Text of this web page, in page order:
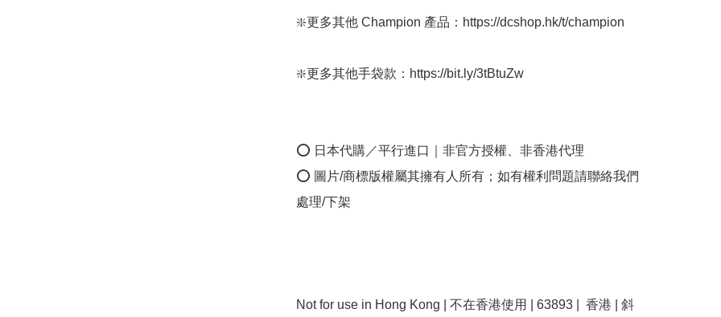
❇️更多其他 Champion 產品：https://dcshop.hk/t/champion
❇️更多其他手袋款：https://bit.ly/3tBtuZw
⭕ 日本代購／平行進口｜非官方授權、非香港代理
⭕ 圖片/商標版權屬其擁有人所有；如有權利問題請聯絡我們
處理/下架
Not for use in Hong Kong | 不在香港使用 | 63893 |  香港 | 斜